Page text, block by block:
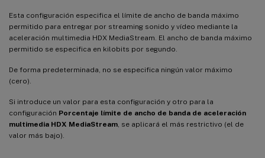
Esta configuración especifica el límite de ancho de banda máximo
permitido para entregar por streaming sonido y vídeo mediante la
aceleración multimedia HDX MediaStream. El ancho de banda máximo
permitido se especifica en kilobits por segundo.
De forma predeterminada, no se especifica ningún valor máximo
(cero).
Si introduce un valor para esta configuración y otro para la
configuración Porcentaje límite de ancho de banda de aceleración
multimedia HDX MediaStream , se aplicará el más restrictivo (el de
valor más bajo).